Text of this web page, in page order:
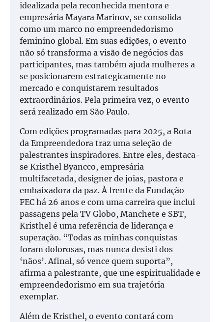
idealizada pela reconhecida mentora e
empresária Mayara Marinov, se consolida
como um marco no empreendedorismo
feminino global. Em suas edições, o evento
não só transforma a visão de negócios das
participantes, mas também ajuda mulheres a
se posicionarem estrategicamente no
mercado e conquistarem resultados
extraordinários. Pela primeira vez, o evento
será realizado em São Paulo.
Com edições programadas para 2025, a Rota
da Empreendedora traz uma seleção de
palestrantes inspiradores. Entre eles, destaca-
se Kristhel Byancco, empresária
multifacetada, designer de joias, pastora e
embaixadora da paz. À frente da Fundação
FEC há 26 anos e com uma carreira que inclui
passagens pela TV Globo, Manchete e SBT,
Kristhel é uma referência de liderança e
superação. “Todas as minhas conquistas
foram dolorosas, mas nunca desisti dos
‘nãos’. Afinal, só vence quem suporta”,
afirma a palestrante, que une espiritualidade e
empreendedorismo em sua trajetória
exemplar.
Além de Kristhel, o evento contará com